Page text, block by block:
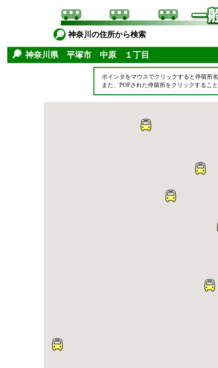
神奈川の住所から検索
神奈川県 平塚市 中原 １丁目
ポインタをマウスでクリックすると停留所
また、POPされた停留所をクリックするこ